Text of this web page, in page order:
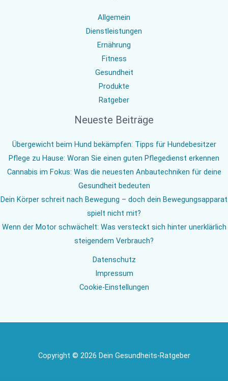
Allgemein
Dienstleistungen
Ernährung
Fitness
Gesundheit
Produkte
Ratgeber
Neueste Beiträge
Übergewicht beim Hund bekämpfen: Tipps für Hundebesitzer
Pflege zu Hause: Woran Sie einen guten Pflegedienst erkennen
Cannabis im Fokus: Was die neuesten Anbautechniken für deine
Gesundheit bedeuten
Dein Körper schreit nach Bewegung – doch dein Bewegungsapparat
spielt nicht mit?
Wenn der Motor schwächelt: Was versteckt sich hinter unerklärlich
steigendem Verbrauch?
Datenschutz
Impressum
Cookie-Einstellungen
Copyright © 2026 Dein Gesundheits-Ratgeber